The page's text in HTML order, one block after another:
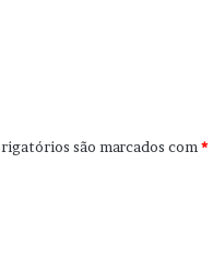
são marcados com*